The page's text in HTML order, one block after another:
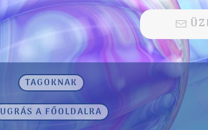
TAGOKNAK
UGRÁS A FŐOLDALRA